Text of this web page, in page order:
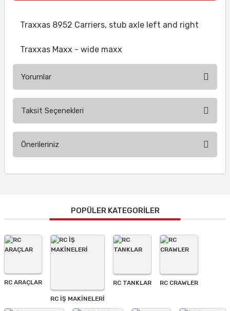
Traxxas 8952 Carriers, stub axle left and right
Traxxas Maxx - wide maxx
Yorumlar
Taksit Seçenekleri
Önerileriniz
Görüş ve önerileriniz için teşekkür ederiz.
Ürün resmi kalitesiz, bozuk veya görüntülenemiyor.
Ürün açıklamasında eksik bilgiler bulunuyor.
Ürün fiyatı diğer sitelerden daha pahalı.
Bu ürüne benzer farklı alternatifler olmalı.
POPÜLER KATEGORİLER
RC ARAÇLAR
RC İŞ MAKİNELERİ
RC TANKLAR RC CRAWLER